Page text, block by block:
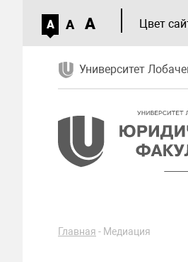
A A A Цвет
Университет
Главная - Медиация